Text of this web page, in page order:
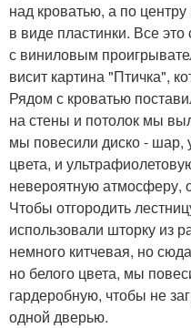
над кроватью, а по
в виде пластинки. Все
с виниловым
висит картина "Птичка",
Рядом с кроватью
на стены и потолок мы
мы повесили диско -
цвета, и
невероятную атмосферу,
Чтобы отгородить
использовали шторку из
немного китчевая, но
но белого цвета, мы
гардеробную, чтобы не
одной дверью.